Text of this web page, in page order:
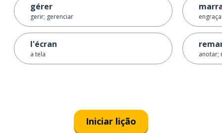
gérer
gerir; gerenciar
l'écran
a tela anotar;
Iniciar lição